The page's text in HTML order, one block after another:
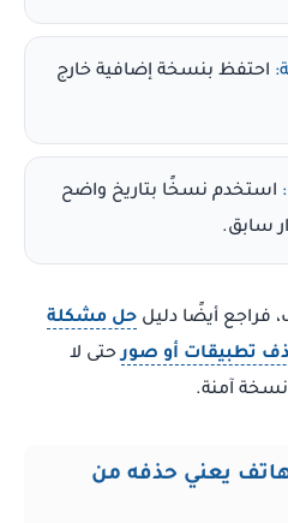
احتفظ بنسخة إضافية خارج
استخدم نسخًا بتاريخ واضح
سابق.
فراجع أيضًا دليل حل مشكلة
تطبيقات أو صورحتى لا
آمنة.
يعني حذفه من